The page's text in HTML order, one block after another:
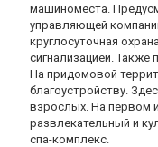
машиноместа.
управляющей
круглосуточная
сигнализацией.
На придомовой
благоустройству.
взрослых. На первом
развлекательный и
спа-комплекс.